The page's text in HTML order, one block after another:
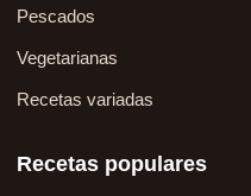
Pescados
Vegetarianas
Recetas variadas
Recetas populares